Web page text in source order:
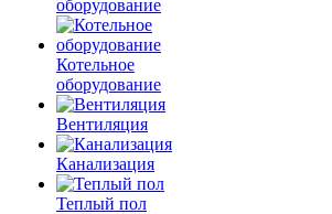
оборудование
Котельное
оборудование
Вентиляция
Канализация
Теплый пол